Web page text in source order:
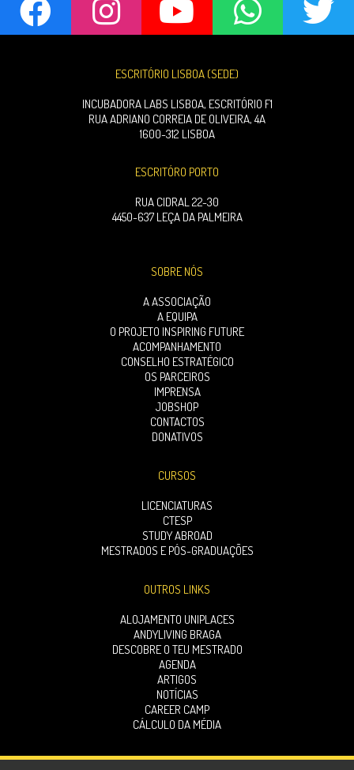
ESCRITÓRIO LISBOA (SEDE)
INCUBADORA LABS LISBOA, ESCRITÓRIO F1
RUA ADRIANO CORREIA DE OLIVEIRA, 4A
1600-312 LISBOA
ESCRITÓRO PORTO
RUA CIDRAL 22-30
4450-637 LEÇA DA PALMEIRA
SOBRE NÓS
A ASSOCIAÇÃO
A EQUIPA
O PROJETO INSPIRING FUTURE
ACOMPANHAMENTO
CONSELHO ESTRATÉGICO
OS PARCEIROS
IMPRENSA
JOBSHOP
CONTACTOS
DONATIVOS
CURSOS
LICENCIATURAS
CTESP
STUDY ABROAD
MESTRADOS E PÓS-GRADUAÇÕES
OUTROS LINKS
ALOJAMENTO UNIPLACES
ANDYLIVING BRAGA
DESCOBRE O TEU MESTRADO
AGENDA
ARTIGOS
NOTÍCIAS
CAREER CAMP
CÁLCULO DA MÉDIA